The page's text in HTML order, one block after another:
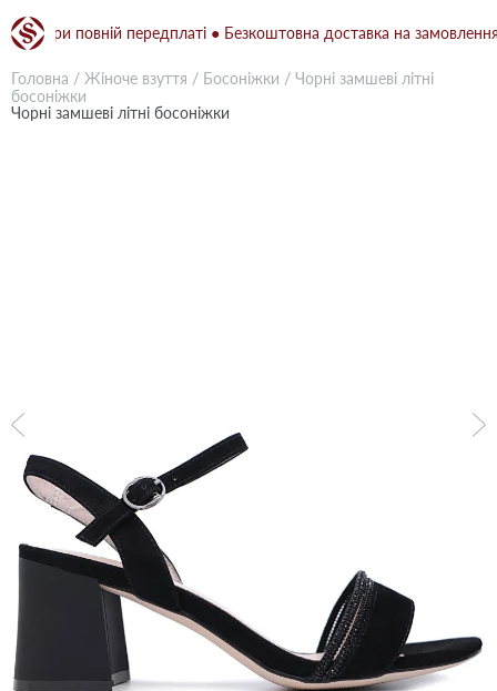
повній передплаті ● Безкоштовна доставка на замовлення
Головна / Жіноче взуття / Босоніжки / Чорні замшеві літні
босоніжки
Чорні замшеві літні босоніжки